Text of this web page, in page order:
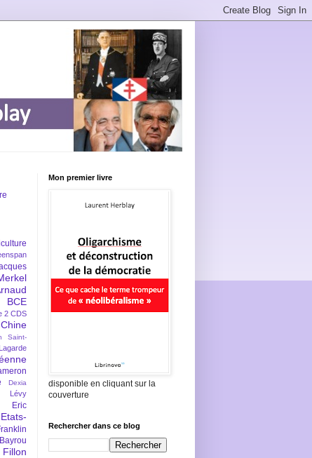
BCE
2 CDS
Chine
Saint-
Dexia
Lévy
Eric
Etats-
Mon premier livre
disponible en cliquant sur la
couverture
Rechercher dans ce blog